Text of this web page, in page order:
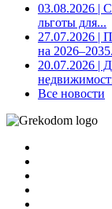
03.08.2026 |
льготы для...
27.07.2026 |
на
20.07.2026 |
Все новости